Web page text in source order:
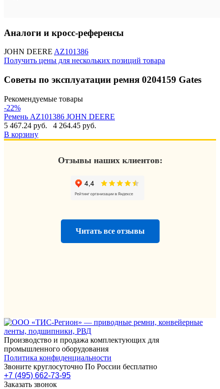
Аналоги и кросс-референсы
JOHN DEERE AZ101386
Получить цены для нескольких позиций товара
Советы по эксплуатации ремня 0204159 Gates
Рекомендуемые товары
-22%
Ремень AZ101386 JOHN DEERE
5 467.24 руб.
4 264.45 руб.
В корзину
Отзывы наших клиентов:
Читать все отзывы
Производство и продажа комплектующих для
промышленного оборудования
Политика конфиденциальности
Звоните круглосуточно По России бесплатно
+7 (495) 662-73-95
Заказать звонок